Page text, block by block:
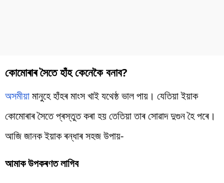
কোমোৰাৰ সৈতে হাঁহ কেনেকৈ বনাব?
অসমীয়ামানুহে হাঁহৰ মাংস খাই যথেষ্ঠ ভাল পায়। যেতিয়া ইয়াক
কোমোৰাৰ সৈতে প্ৰস্তুত কৰা হয় তেতিয়া তাৰ সোৱাদ দুগুন হৈ পৰে।
আজি জানক ইয়াক ৰন্ধাৰ সহজ উপায়-
আমাক উপকৰণত লাগিব